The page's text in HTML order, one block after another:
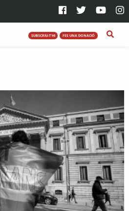
SUBSCRIU-T'HI FES UNA DONACIÓ